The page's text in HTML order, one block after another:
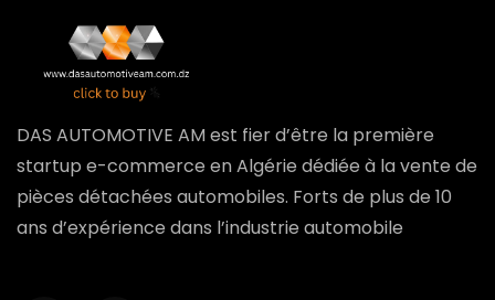
DAS AUTOMOTIVE AM est fier d’être la première
startup e-commerce en Algérie dédiée à la vente de
pièces détachées automobiles. Forts de plus de 10
ans d’expérience dans l’industrie automobile